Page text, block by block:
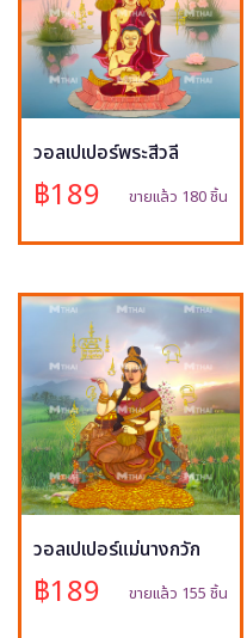
วอลเปเปอร์พระสีวลี
฿189 ขายแล้ว 180 ชิ้น
วอลเปเปอร์แม่นางกวัก
฿189 ขายแล้ว 155 ชิ้น